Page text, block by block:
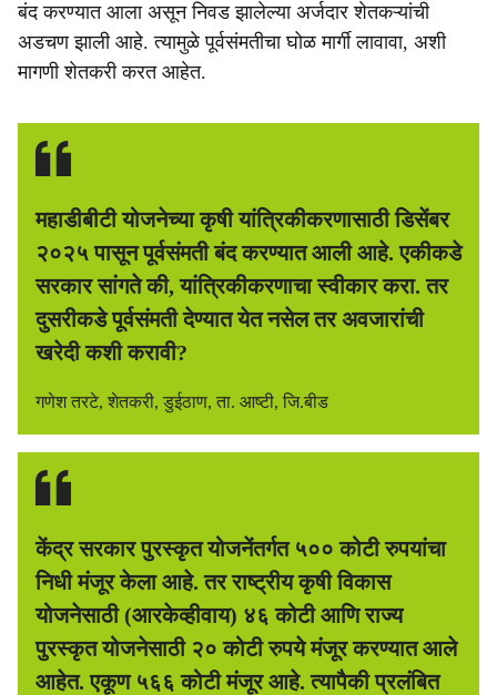
बंद करण्यात आला असून निवड झालेल्या अर्जदार शेतकऱ्यांची
अडचण झाली आहे. त्यामुळे पूर्वसंमतीचा घोळ मार्गी लावावा, अशी
मागणी शेतकरी करत आहेत.
महाडीबीटी योजनेच्या कृषी यांत्रिकीकरणासाठी डिसेंबर
२०२५ पासून पूर्वसंमती बंद करण्यात आली आहे. एकीकडे
सरकार सांगते की, यांत्रिकीकरणाचा स्वीकार करा. तर
दुसरीकडे पूर्वसंमती देण्यात येत नसेल तर अवजारांची
खरेदी कशी करावी?
गणेश तरटे, शेतकरी, डुईठाण, ता. आष्टी, जि.बीड
केंद्र सरकार पुरस्कृत योजनेंतर्गत ५०० कोटी रुपयांचा
निधी मंजूर केला आहे. तर राष्ट्रीय कृषी विकास
योजनेसाठी (आरकेव्हीवाय) ४६ कोटी आणि राज्य
पुरस्कृत योजनेसाठी २० कोटी रुपये मंजूर करण्यात आले
आहेत. एकूण ५६६ कोटी मंजूर आहे. त्यापैकी प्रलंबित